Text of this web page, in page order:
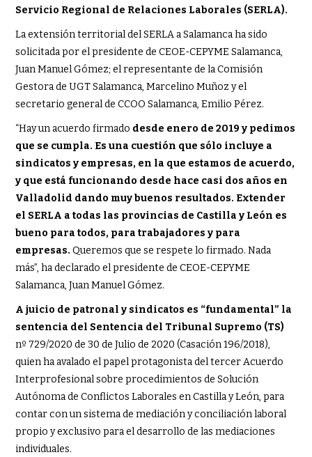
Servicio Regional de Relaciones Laborales (SERLA).
La extensión territorial del SERLA a Salamanca ha sido
solicitada por el presidente de CEOE-CEPYME Salamanca,
Juan Manuel Gómez; el representante de la Comisión
Gestora de UGT Salamanca, Marcelino Muñoz y el
secretario general de CCOO Salamanca, Emilio Pérez.
“Hay un acuerdo firmado desde enero de 2019 y pedimos
que se cumpla. Es una cuestión que sólo incluye a
sindicatos y empresas, en la que estamos de acuerdo,
y que está funcionando desde hace casi dos años en
Valladolid dando muy buenos resultados. Extender
el SERLA a todas las provincias de Castilla y León es
bueno para todos, para trabajadores y para
empresas. Queremos que se respete lo firmado. Nada
más”, ha declarado el presidente de CEOE-CEPYME
Salamanca, Juan Manuel Gómez.
A juicio de patronal y sindicatos es “fundamental” la
sentencia del Sentencia del Tribunal Supremo (TS)
nº 729/2020 de 30 de Julio de 2020 (Casación 196/2018),
quien ha avalado el papel protagonista del tercer Acuerdo
Interprofesional sobre procedimientos de Solución
Autónoma de Conflictos Laborales en Castilla y León, para
contar con un sistema de mediación y conciliación laboral
propio y exclusivo para el desarrollo de las mediaciones
individuales.